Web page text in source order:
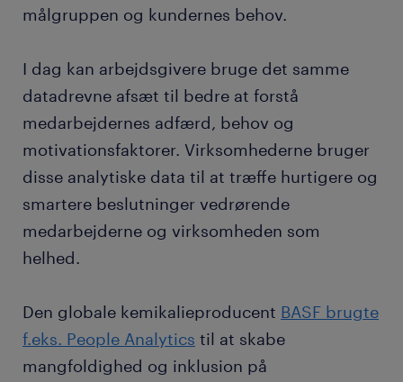
målgruppen og kundernes behov.
I dag kan arbejdsgivere bruge det samme
datadrevne afsæt til bedre at forstå
medarbejdernes adfærd, behov og
motivationsfaktorer. Virksomhederne bruger
disse analytiske data til at træffe hurtigere og
smartere beslutninger vedrørende
medarbejderne og virksomheden som
helhed.
Den globale kemikalieproducent BASF brugte
f.eks. People Analytics til at skabe
mangfoldighed og inklusion på